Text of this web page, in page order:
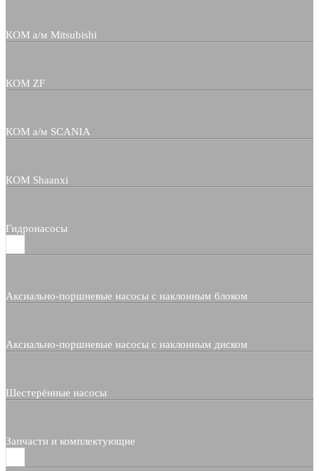
КОМ а/м Mitsubishi
КОМ ZF
КОМ а/м SCANIA
КОМ Shaanxi
Гидронасосы
Аксиально-поршневые насосы с наклонным блоком
Аксиально-поршневые насосы с наклонным диском
Шестерённые насосы
Запчасти и комплектующие